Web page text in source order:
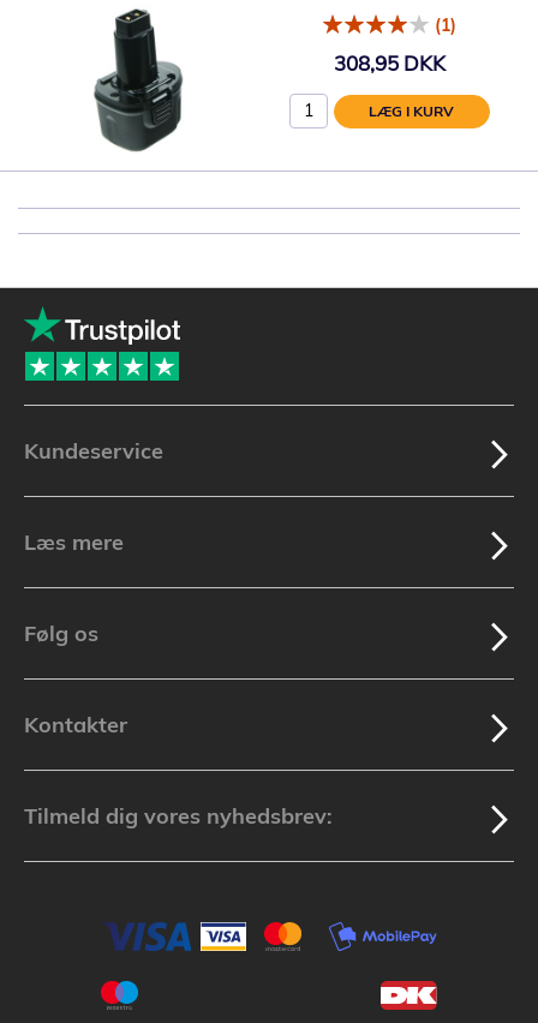
(1)
308,95 DKK
LÆG I KURV
Kundeservice
Læs mere
Følg os
Kontakter
Tilmeld dig vores nyhedsbrev: